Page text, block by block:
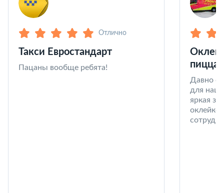
Отлично
Такси Евростандарт
Пацаны вообще ребята!
пицца
Давно
для
яркая
оклейке